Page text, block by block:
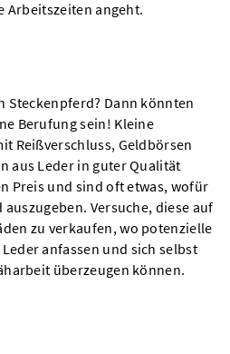
Arbeitszeiten angeht.
Steckenpferd? Dann könnten
Berufung sein! Kleine
Reißverschluss, Geldbörsen
aus Leder in guter Qualität
Preis und sind oft etwas, wofür
Versuche, diese auf
zu verkaufen, wo potenzielle
anfassen und sich selbst
überzeugen können.